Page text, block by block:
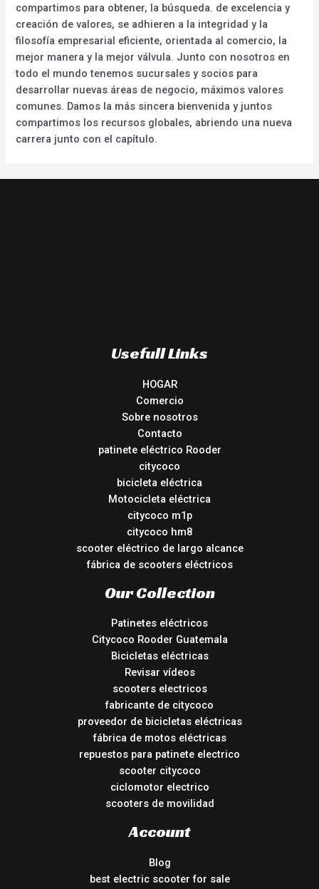
compartimos para obtener, la búsqueda. de excelencia y
creación de valores, se adhieren a la integridad y la
filosofía empresarial eficiente, orientada al comercio, la
mejor manera y la mejor válvula. Junto con nosotros en
todo el mundo tenemos sucursales y socios para
desarrollar nuevas áreas de negocio, máximos valores
comunes. Damos la más sincera bienvenida y juntos
compartimos los recursos globales, abriendo una nueva
carrera junto con el capítulo.
Usefull Links
HOGAR
Comercio
Sobre nosotros
Contacto
patinete eléctrico Rooder
citycoco
bicicleta eléctrica
Motocicleta eléctrica
citycoco m1p
citycoco hm8
scooter eléctrico de largo alcance
fábrica de scooters eléctricos
Our Collection
Patinetes eléctricos
Citycoco Rooder Guatemala
Bicicletas eléctricas
Revisar vídeos
scooters electricos
fabricante de citycoco
proveedor de bicicletas eléctricas
fábrica de motos eléctricas
repuestos para patinete electrico
scooter citycoco
ciclomotor electrico
scooters de movilidad
Account
Blog
best electric scooter for sale